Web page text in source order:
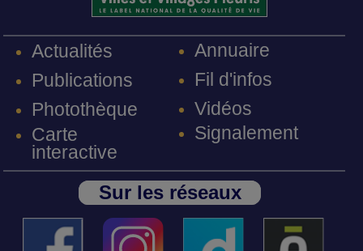
Actualités
Publications
Photothèque
Carte
interactive
Annuaire
Fil d'infos
Vidéos
Signalement
Sur les réseaux